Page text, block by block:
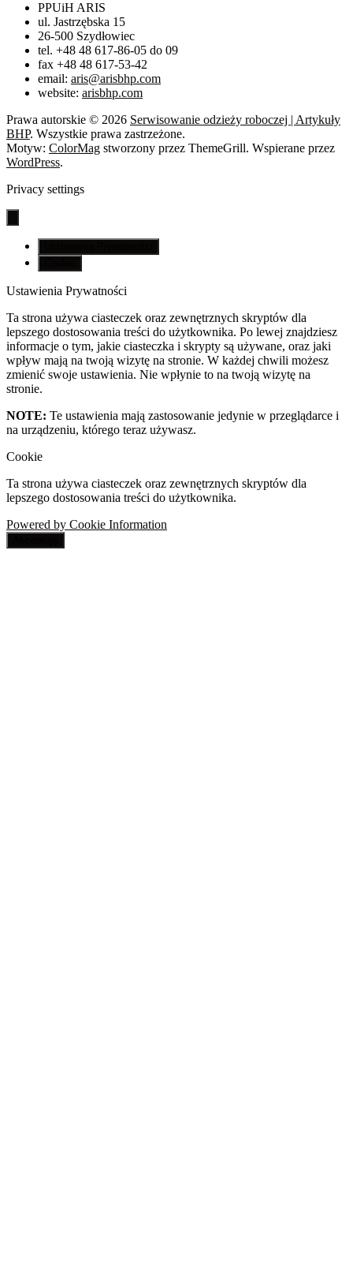
PPUiH ARIS
ul. Jastrzębska 15
26-500 Szydłowiec
tel. +48 48 617-86-05 do 09
fax +48 48 617-53-42
email: aris@arisbhp.com
website: arisbhp.com
Prawa autorskie © 2026 Serwisowanie odzieży roboczej | Artykuły
BHP. Wszystkie prawa zastrzeżone.
Motyw: ColorMag stworzony przez ThemeGrill. Wspierane przez
WordPress.
Privacy settings
Ustawienia Prywatności
Ta strona używa ciasteczek oraz zewnętrznych skryptów dla
lepszego dostosowania treści do użytkownika. Po lewej znajdziesz
informacje o tym, jakie ciasteczka i skrypty są używane, oraz jaki
wpływ mają na twoją wizytę na stronie. W każdej chwili możesz
zmienić swoje ustawienia. Nie wpłynie to na twoją wizytę na
stronie.
NOTE: Te ustawienia mają zastosowanie jedynie w przeglądarce i
na urządzeniu, którego teraz używasz.
Cookie
Ta strona używa ciasteczek oraz zewnętrznych skryptów dla
lepszego dostosowania treści do użytkownika.
Powered by Cookie Information